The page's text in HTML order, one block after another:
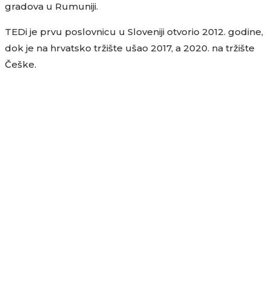
gradova u Rumuniji.
TEDi je prvu poslovnicu u Sloveniji otvorio 2012. godine,
dok je na hrvatsko tržište ušao 2017, a 2020. na tržište
Češke.